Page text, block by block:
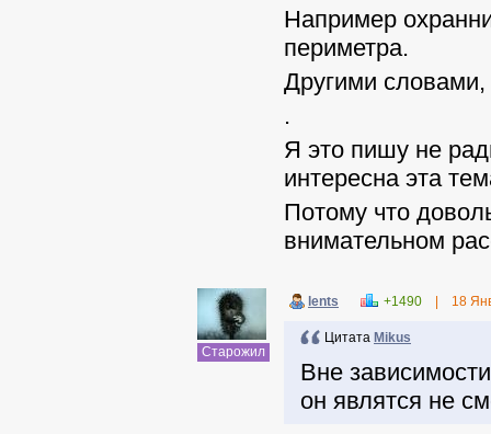
Например
периметра.
Другими словами,
.
Я это пишу не
интересна эта
Потому что
внимательном
Старожил
lents +1490 18
Цитата Mikus
Вне
он являтся не